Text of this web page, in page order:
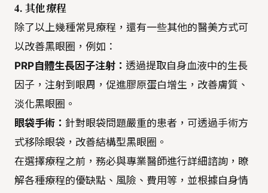
4. 其他療程
除了以上幾種常見療程，還有一些其他的醫美方式可
以改善黑眼圈，例如：
PRP自體生長因子注射： 透過提取自身血液中的生長
因子，注射到眼周，促進膠原蛋白增生，改善膚質、
淡化黑眼圈。
眼袋手術： 針對眼袋問題嚴重的患者，可透過手術方
式移除眼袋，改善結構型黑眼圈。
在選擇療程之前，務必與專業醫師進行詳細諮詢，瞭
解各種療程的優缺點、風險、費用等，並根據自身情